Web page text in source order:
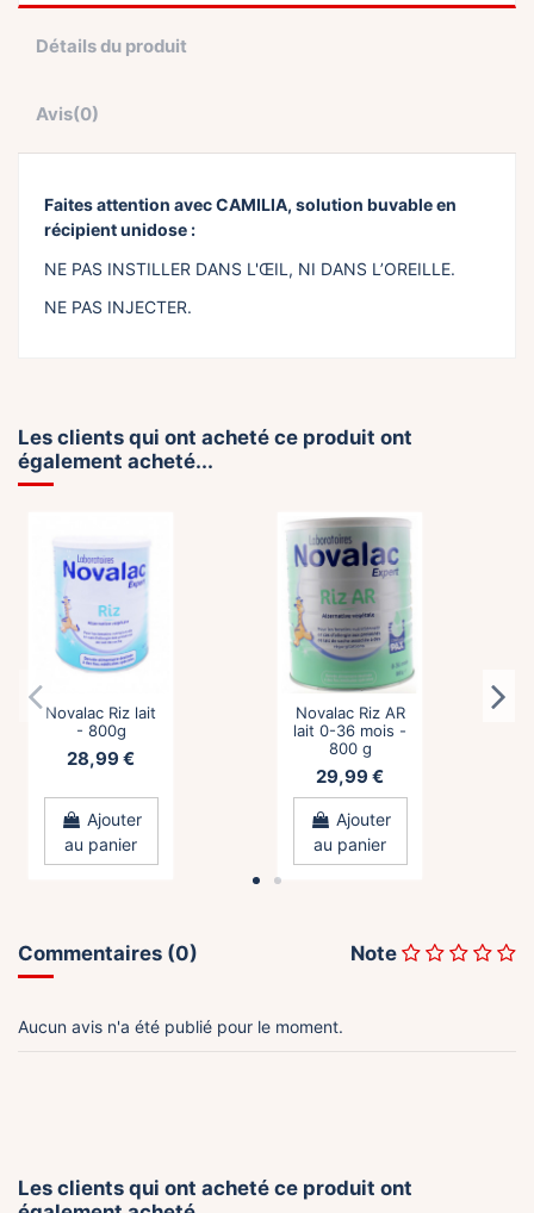
Détails du produit
Avis(0)
Faites attention avec CAMILIA, solution buvable en
récipient unidose :
NE PAS INSTILLER DANS L'ŒIL, NI DANS L’OREILLE.
NE PAS INJECTER.
Les clients qui ont acheté ce produit ont
également acheté...
Novalac Riz lait
- 800g
28,99 €
Ajouter
au panier
Novalac Riz AR
lait 0-36 mois -
800 g
29,99 €
Ajouter
au panier
15,99 €
Note
Commentaires (0)
Aucun avis n'a été publié pour le moment.
Les clients qui ont acheté ce produit ont